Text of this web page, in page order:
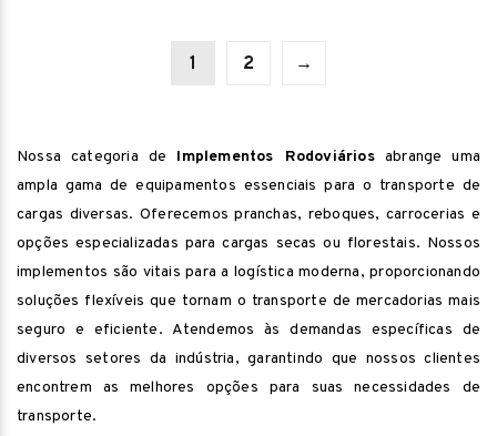
1 2 →
Nossa categoria de Implementos Rodoviáriosabrange uma
ampla gama de equipamentos essenciais para o transporte de
cargas diversas. Oferecemos pranchas, reboques, carrocerias e
opções especializadas para cargas secas ou florestais. Nossos
implementos são vitais para a logística moderna, proporcionando
soluções flexíveis que tornam o transporte de mercadorias mais
seguro e eficiente. Atendemos às demandas específicas de
diversos setores da indústria, garantindo que nossos clientes
encontrem as melhores opções para suas necessidades de
transporte.